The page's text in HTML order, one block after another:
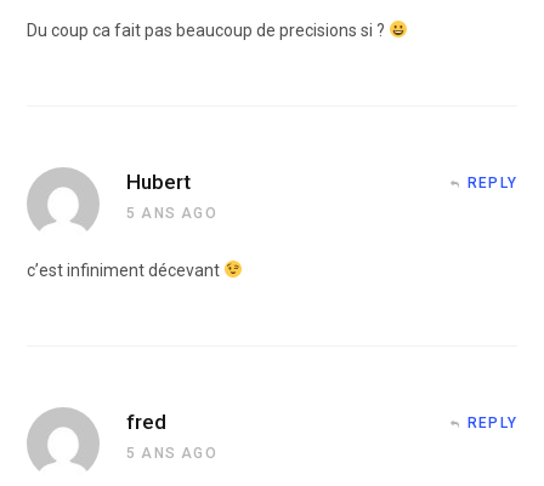
Du coup ca fait pas beaucoup de precisions si ?
Hubert
5 ANS AGO
REPLY
c’est infiniment décevant
fred
5 ANS AGO
REPLY